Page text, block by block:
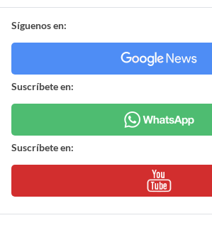
Síguenos en:
Suscríbete en:
Suscríbete en: